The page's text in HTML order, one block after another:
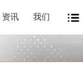
资讯 我们